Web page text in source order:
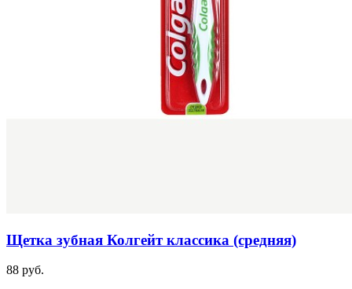
Щетка зубная Колгейт классика (средняя)
88 руб.